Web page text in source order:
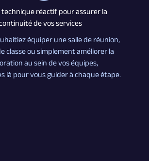
réactif pour assurer la
de vos services
équiper une salle de réunion,
classe ou simplement améliorer la
au sein de vos équipes,
là pour vous guider à chaque étape.